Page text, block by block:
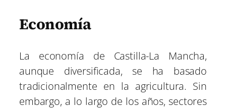
Economía
La economía de Castilla-La Mancha,
aunque diversificada, se ha basado
tradicionalmente en la agricultura. Sin
embargo, a lo largo de los años, sectores